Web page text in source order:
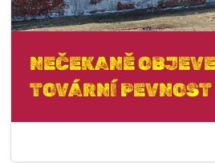
NEČEKANĚ
TOVÁRNÍ